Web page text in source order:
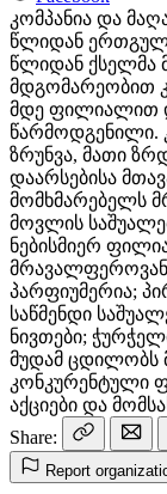
კომპანია და
წლიდან
წლიდან ქსელმა
მდგომარეობით
მდე ფილიალით
წარმოდგენილი.
ზრუნვა, მათი
დაარსებისა
მომხმარებელს
მოვლის
ნებისმიერ
პარფიუმერია;
საწმენდი
ნივთები;
მუდამ ცდილობს
კონკურენტული
აქციები და
Share:
Report